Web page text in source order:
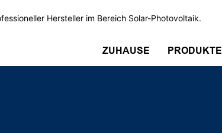
Hersteller im Bereich Solar-Photovoltaik.
ZUHAUSE PRODUKTE